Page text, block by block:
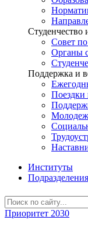
Студенчество
Совет
Органы
Поддержка и
Поездки
Институты
Подразделения
Приоритет 2030